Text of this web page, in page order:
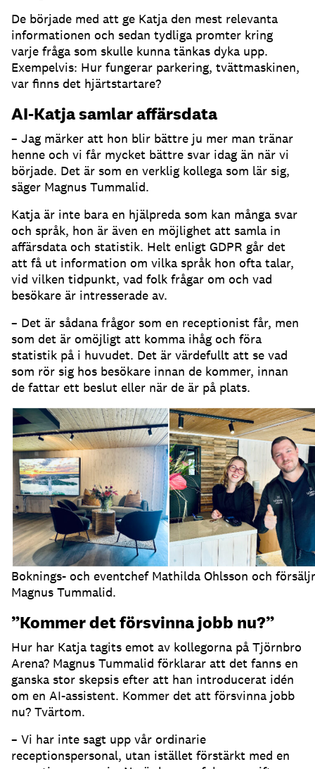
De började med att ge Katja den mest relevanta
informationen och sedan tydliga promter kring
varje fråga som skulle kunna tänkas dyka upp.
Exempelvis: Hur fungerar parkering, tvättmaskinen,
var finns det hjärtstartare?
AI-Katja samlar affärsdata
– Jag märker att hon blir bättre ju mer man tränar
henne och vi får mycket bättre svar idag än när vi
började. Det är som en verklig kollega som lär sig,
säger Magnus Tummalid.
Katja är inte bara en hjälpreda som kan många svar
och språk, hon är även en möjlighet att samla in
affärsdata och statistik. Helt enligt GDPR går det
att få ut information om vilka språk hon ofta talar,
vid vilken tidpunkt, vad folk frågar om och vad
besökare är intresserade av.
– Det är sådana frågor som en receptionist får, men
som det är omöjligt att komma ihåg och föra
statistik på i huvudet. Det är värdefullt att se vad
som rör sig hos besökare innan de kommer, innan
de fattar ett beslut eller när de är på plats.
Boknings- och eventchef Mathilda Ohlsson och
Magnus Tummalid.
”Kommer det försvinna jobb nu?”
Hur har Katja tagits emot av kollegorna på Tjörnbro
Arena? Magnus Tummalid förklarar att det fanns en
ganska stor skepsis efter att han introducerat idén
om en AI-assistent. Kommer det att försvinna jobb
nu? Tvärtom.
– Vi har inte sagt upp vår ordinarie
receptionspersonal, utan istället förstärkt med en